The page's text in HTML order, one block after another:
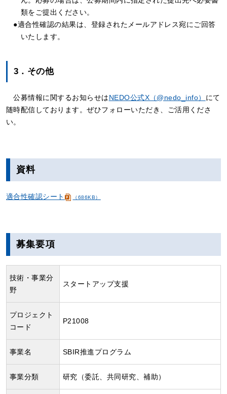
類をご提出ください。
●適合性確認の結果は、登録されたメールアドレス宛にご回答
いたします。
3．その他
公募情報に関するお知らせはNEDO公式X（@nedo_info） にて
随時配信しております。ぜひフォローいただき、ご活用くださ
い。
資料
適合性確認シート （686KB）
募集要項
技術・事業分
野
スタートアップ支援
プロジェクト
コード
P21008
事業名 SBIR推進プログラム
事業分類 研究（委託、共同研究、補助）